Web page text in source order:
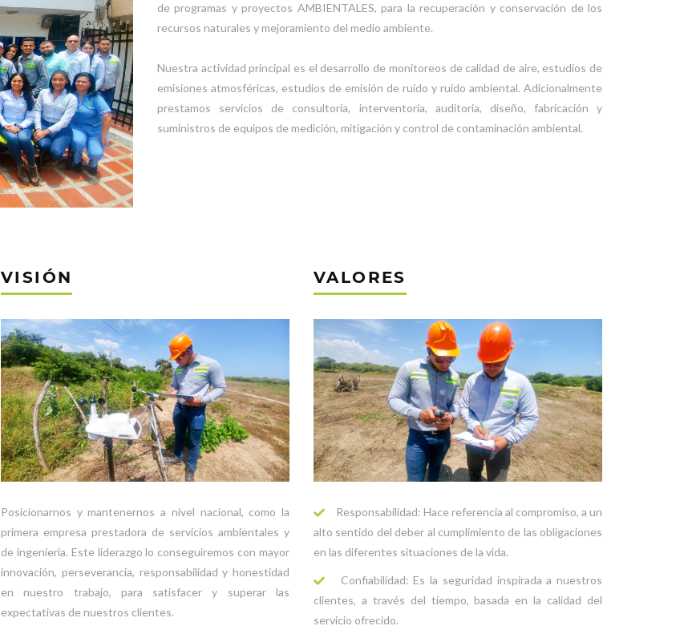
de programas y proyectos AMBIENTALES, para la recuperación y conservación de los
recursos naturales y mejoramiento del medio ambiente.
Nuestra actividad principal es el desarrollo de monitoreos de calidad de aire, estudios de
emisiones atmosféricas, estudios de emisión de ruido y ruido ambiental. Adicionalmente
prestamos servicios de consultoría, interventoría, auditoría, diseño, fabricación y
suministros de equipos de medición, mitigación y control de contaminación ambiental.
VISIÓN
Posicionarnos y mantenernos a nivel nacional, como la
primera empresa prestadora de servicios ambientales y
de ingeniería. Este liderazgo lo conseguiremos con mayor
innovación, perseverancia, responsabilidad y honestidad
en nuestro trabajo, para satisfacer y superar las
expectativas de nuestros clientes.
VALORES
Responsabilidad: Hace referencia al compromiso, a un
alto sentido del deber al cumplimiento de las obligaciones
en las diferentes situaciones de la vida.
Confiabilidad: Es la seguridad inspirada a nuestros
clientes, a través del tiempo, basada en la calidad del
servicio ofrecido.